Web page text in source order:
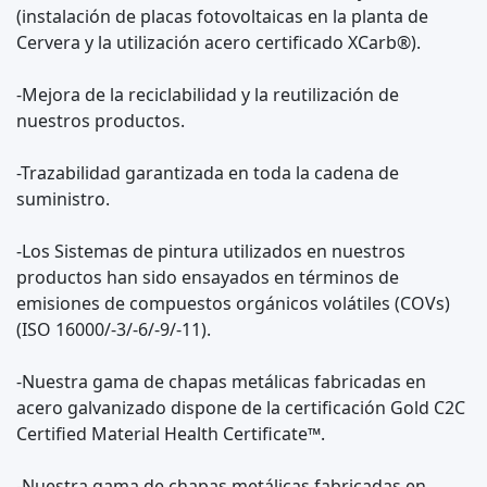
(instalación de placas fotovoltaicas en la planta de
Cervera y la utilización acero certificado XCarb®).
-Mejora de la reciclabilidad y la reutilización de
nuestros productos.
-Trazabilidad garantizada en toda la cadena de
suministro.
-Los Sistemas de pintura utilizados en nuestros
productos han sido ensayados en términos de
emisiones de compuestos orgánicos volátiles (COVs)
(ISO 16000/-3/-6/-9/-11).
-Nuestra gama de chapas metálicas fabricadas en
acero galvanizado dispone de la certificación Gold C2C
Certified Material Health Certificate™.